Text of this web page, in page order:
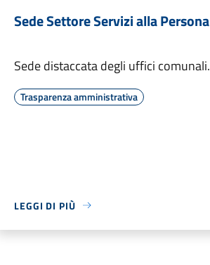
Sede Settore Servizi alla Persona
Sede distaccata degli uffici comunali.
Trasparenza amministrativa
LEGGI DI PIÙ